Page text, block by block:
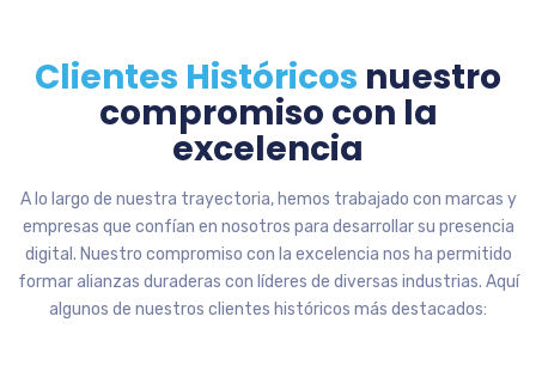
Clientes Históricos nuestro
compromiso con la
excelencia
A lo largo de nuestra trayectoria, hemos trabajado con marcas y
empresas que confían en nosotros para desarrollar su presencia
digital. Nuestro compromiso con la excelencia nos ha permitido
formar alianzas duraderas con líderes de diversas industrias. Aquí
algunos de nuestros clientes históricos más destacados: